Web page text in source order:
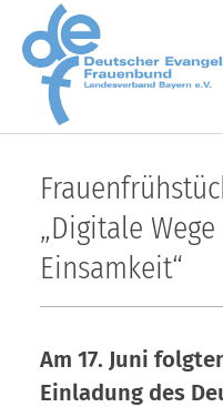
Skip to main content
„Digitale
Einsamkeit“
Am 17. Juni
Einladung des